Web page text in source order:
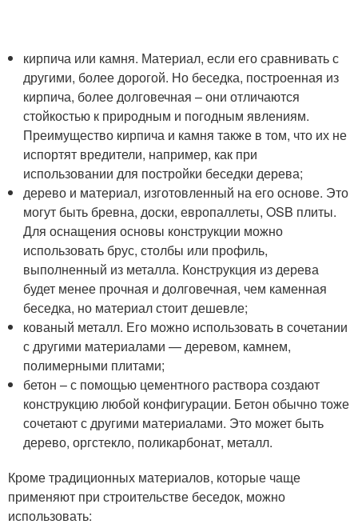
кирпича или камня. Материал, если его сравнивать с
другими, более дорогой. Но беседка, построенная из
кирпича, более долговечная – они отличаются
стойкостью к природным и погодным явлениям.
Преимущество кирпича и камня также в том, что их не
испортят вредители, например, как при
использовании для постройки беседки дерева;
дерево и материал, изготовленный на его основе. Это
могут быть бревна, доски, европаллеты, OSB плиты.
Для оснащения основы конструкции можно
использовать брус, столбы или профиль,
выполненный из металла. Конструкция из дерева
будет менее прочная и долговечная, чем каменная
беседка, но материал стоит дешевле;
кованый металл. Его можно использовать в сочетании
с другими материалами — деревом, камнем,
полимерными плитами;
бетон – с помощью цементного раствора создают
конструкцию любой конфигурации. Бетон обычно тоже
сочетают с другими материалами. Это может быть
дерево, оргстекло, поликарбонат, металл.
Кроме традиционных материалов, которые чаще
применяют при строительстве беседок, можно
использовать: